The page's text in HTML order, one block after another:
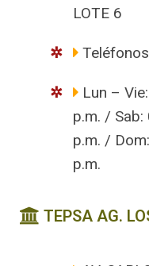
LOTE 6
Lun –
p.m. /
p.m. /
p.m.
TEPSA AG.